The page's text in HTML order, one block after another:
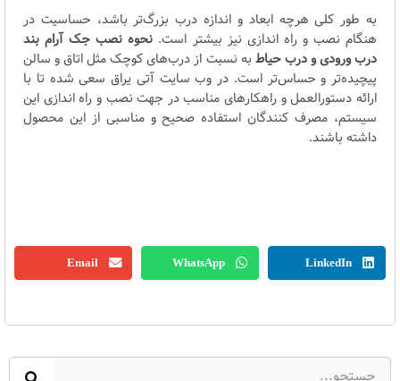
به طور کلی هرچه ابعاد و اندازه درب بزرگ‌تر باشد، حساسیت در
هنگام نصب و راه اندازی نیز بیشتر است. نحوه نصب جک آرام بند
درب ورودی و درب حیاط به نسبت از درب‌های کوچک مثل اتاق و سالن
پیچیده‌تر و حساس‌تر است. در وب سایت آتی یراق سعی شده تا با
ارائه دستورالعمل و راهکارهای مناسب در جهت نصب و راه اندازی این
سیستم، مصرف کنندگان استفاده صحیح و مناسبی از این محصول
داشته باشند.
LinkedIn
WhatsApp
Email